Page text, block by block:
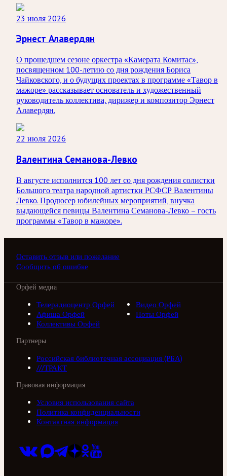
23 июля 2026
Эрнест Алавердян
О прошедшем сезоне оркестра «Камерата Комитас»,
посвященном 100-летию со дня рождения Бориса
Чайковского, и о будущих проектах в программе «Тавор в
мажоре» рассказывает основатель и художественный
руководитель коллектива, дирижер и композитор Эрнест
Алавердян.
22 июля 2026
Валентина Семанова-Левко
В августе исполнится 100 лет со дня рождения солистки
Большого театра народной артистки РСФСР Валентины
Левко. Продюсер юбилейных мероприятий, внучка
выдающейся певицы Валентина Семанова-Левко – гость
программы «Тавор в мажоре».
Оставить отзыв или пожелание
Сообщить об ошибке
Орфей медиа
Телерадиоцентр Орфей
Видео Орфей
Афиша Орфей
Ноты Орфей
Коллективы Орфей
Партнеры
Российская библиотечная ассоциация (РБА)
///ТРАКТ
Правовая информация
Условия использования сайта
Политика конфиденциальности
Контактная информация